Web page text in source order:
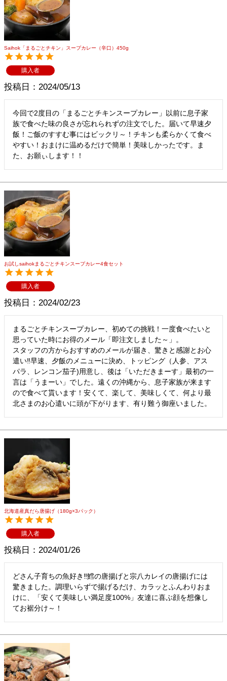
Saihok「まるごとチキン」スープカレー（辛口）450g
購入者
投稿日 2024/05/13
今回で2度目の「まるごとチキンスープカレー」以前に息子家
族で食べた味の良さが忘れられずの注文でした。届いて早速夕
飯！ご飯のすすむ事にはビックリ～！チキンも柔らかくて食べ
やすい！おまけに温めるだけで簡単！美味しかったです。ま
た、お願ぃします！！
お試しsaihokまるごとチキンスープカレー4食セット
購入者
投稿日 2024/02/23
まるごとチキンスープカレー、初めての挑戦！一度食べたいと
思っていた時にお得のメール「即注文しました～」。
スタッフの方からおすすめのメールが届き、驚きと感謝とお心
遣い‼早速、夕飯のメニューに決め、トッピング（人参、アス
パラ、レンコン茄子)用意し、後は「いただきまーす」最初の一
言は「うまーい」でした。遠くの沖縄から、息子家族が来ます
ので食べて貰います！安くて、楽して、美味しくて、何より最
北さまのお心遣いに頭が下がります、有り難う御座いました。
北海道産真だら唐揚げ（180g×3パック）
購入者
投稿日 2024/01/26
どさん子育ちの魚好き‼鱈の唐揚げと宗八カレイの唐揚げには
驚きました。調理いらずで揚げるだけ、カラッとふんわりおま
けに、「安くて美味しい満足度100%」友達に喜ぶ顔を想像し